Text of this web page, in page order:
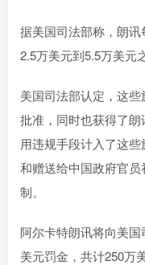
据美国司法部称，朗
2.5万美元到5.5万美元
美国司法部认定，这
批准，同时也获得了
用违规手段计入了这
和赠送给中国政府官
制。
阿尔卡特朗讯将向美
美元罚金，共计250万